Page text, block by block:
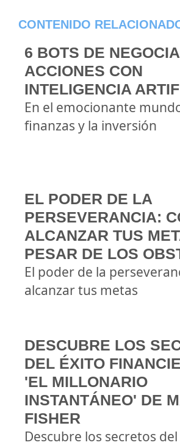
CONTENIDO
6 BOTS DE
ACCIONES CON
INTELIGENCIA
En el emocionante
finanzas y la inversión
EL PODER DE LA
PERSEVERANCIA:
ALCANZAR TUS
PESAR DE LOS
El poder de la
alcanzar tus metas
DESCUBRE LOS
DEL ÉXITO
'EL MILLONARIO
INSTANTÁNEO' DE
FISHER
Descubre los secretos